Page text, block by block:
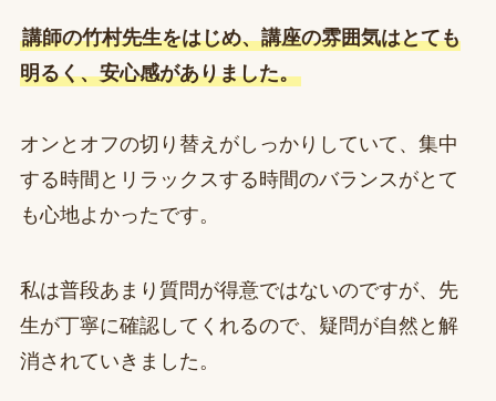
講師の竹村先生をはじめ、講座の雰囲気はとても
明るく、安心感がありました。
オンとオフの切り替えがしっかりしていて、集中
する時間とリラックスする時間のバランスがとて
も心地よかったです。
私は普段あまり質問が得意ではないのですが、先
生が丁寧に確認してくれるので、疑問が自然と解
消されていきました。